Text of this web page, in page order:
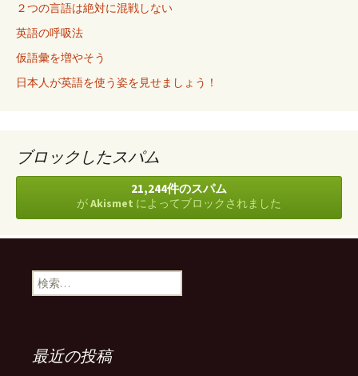
２つの言語は絶対に混戦しない
英語の呼吸法
仮語彙を増やそう
日本人が英語を使う姿を見せましょう！
ブロックしたスパム
21,244件のスパム
がAkismet によってブロックされました
検
索
最近の投稿